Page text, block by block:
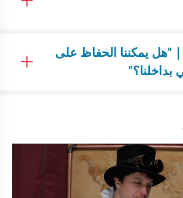
"هل يمكننا الحفاظ على
بداخلنا؟"